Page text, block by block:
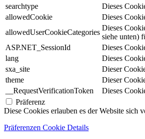
searchtype
Dieses
allowedCookie
Dieses
allowedUserCookieCategories
Dieses
siehe unten)
ASP.NET_SessionId
Dieses
lang
Dieses
sxa_site
Dieser
theme
Dieser
__RequestVerificationToken
Dieses
Präferenz
Diese Cookies erlauben es der Website sich
Präferenzen Cookie Details